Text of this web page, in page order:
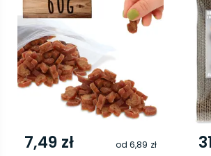
7,49 zł od6,89 zł